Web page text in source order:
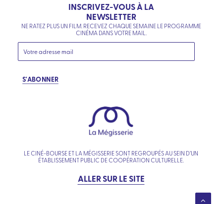
INSCRIVEZ-VOUS À LA
NEWSLETTER
NE RATEZ PLUS UN FILM. RECEVEZ CHAQUE SEMAINE LE PROGRAMME
CINÉMA DANS VOTRE MAIL.
S'ABONNER
LE CINÉ-BOURSE ET LA MÉGISSERIE SONT REGROUPÉS AU SEIN D’UN
ÉTABLISSEMENT PUBLIC DE COOPÉRATION CULTURELLE.
ALLER SUR LE SITE